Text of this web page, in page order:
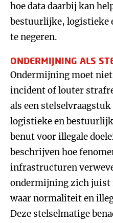
hoe data daarbij kan
bestuurlijke, logistieke
te negeren.
ONDERMIJNING ALS
Ondermijning moet niet
incident of louter
als een
logistieke en
benut voor illegale
beschrijven hoe
infrastructuren
ondermijning zich juist
waar normaliteit en
Deze stelselmatige